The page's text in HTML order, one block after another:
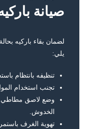
صيانة
لضمان بقاء باركيه
يلي:
تنظيفه بانتظام
تجنب استخدام
وضع لاصق مطاطي
الخدوش.
تهوية الغرف